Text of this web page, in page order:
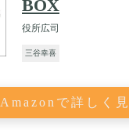
BOX
役所広司
三谷幸喜
Amazonで詳しく